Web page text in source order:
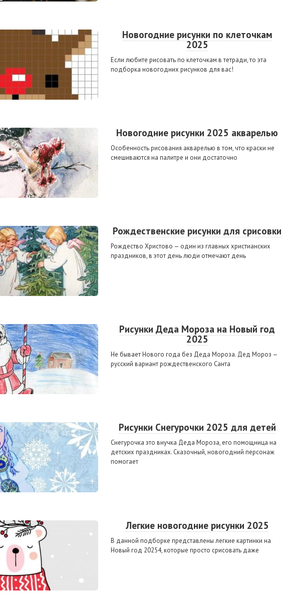
Новогодние рисунки по клеточкам
2025
Если любите рисовать по клеточкам в тетради, то эта
подборка новогодних рисунков для вас!
Новогодние рисунки 2025 акварелью
Особенность рисования акварелью в том, что краски не
смешиваются на палитре и они достаточно
Рождественские рисунки для срисовки
Рождество Христово — один из главных христианских
праздников, в этот день люди отмечают день
Рисунки Деда Мороза на Новый год
2025
Не бывает Нового года без Деда Мороза. Дед Мороз —
русский вариант рождественского Санта
Рисунки Снегурочки 2025 для детей
Снегурочка это внучка Деда Мороза, его помощница на
детских праздниках. Сказочный, новогодний персонаж
помогает
Легкие новогодние рисунки 2025
В данной подборке представлены легкие картинки на
Новый год 20254, которые просто срисовать даже